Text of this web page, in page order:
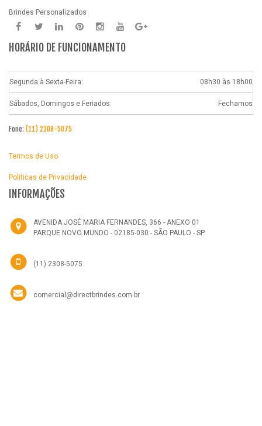
Brindes Personalizados
HORÁRIO DE FUNCIONAMENTO
Segunda à Sexta-Feira: 08h30 às 18h00
Sábados, Domingos e Feriados: Fechamos
Fone: (11) 2308-5075
Termos de Uso
Politicas de Privacidade
INFORMAÇÕES
AVENIDA JOSÉ MARIA FERNANDES, 366 - ANEXO 01
PARQUE NOVO MUNDO - 02185-030 - SÃO PAULO - SP
(11) 2308-5075
comercial@directbrindes.com.br